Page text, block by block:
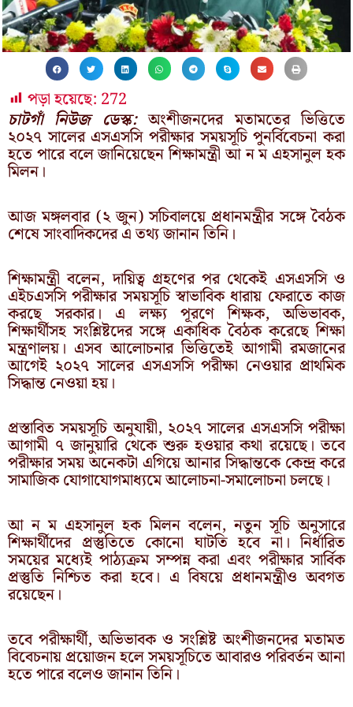
পড়া হয়েছে: 272
চাটগাঁ নিউজ ডেস্ক:অংশীজনদের মতামতের ভিত্তিতে
২০২৭ সালের এসএসসি পরীক্ষার সময়সূচি পুনর্বিবেচনা করা
হতে পারে বলে জানিয়েছেন শিক্ষামন্ত্রী আ ন ম এহসানুল হক
মিলন।
আজ মঙ্গলবার (২ জুন) সচিবালয়ে প্রধানমন্ত্রীর সঙ্গে বৈঠক
শেষে সাংবাদিকদের এ তথ্য জানান তিনি।
শিক্ষামন্ত্রী বলেন, দায়িত্ব গ্রহণের পর থেকেই এসএসসি ও
এইচএসসি পরীক্ষার সময়সূচি স্বাভাবিক ধারায় ফেরাতে কাজ
করছে সরকার। এ লক্ষ্য পূরণে শিক্ষক, অভিভাবক,
শিক্ষার্থীসহ সংশ্লিষ্টদের সঙ্গে একাধিক বৈঠক করেছে শিক্ষা
মন্ত্রণালয়। এসব আলোচনার ভিত্তিতেই আগামী রমজানের
আগেই ২০২৭ সালের এসএসসি পরীক্ষা নেওয়ার প্রাথমিক
সিদ্ধান্ত নেওয়া হয়।
প্রস্তাবিত সময়সূচি অনুযায়ী, ২০২৭ সালের এসএসসি পরীক্ষা
আগামী ৭ জানুয়ারি থেকে শুরু হওয়ার কথা রয়েছে। তবে
পরীক্ষার সময় অনেকটা এগিয়ে আনার সিদ্ধান্তকে কেন্দ্র করে
সামাজিক যোগাযোগমাধ্যমে আলোচনা-সমালোচনা চলছে।
আ ন ম এহসানুল হক মিলন বলেন, নতুন সূচি অনুসারে
শিক্ষার্থীদের প্রস্তুতিতে কোনো ঘাটতি হবে না। নির্ধারিত
সময়ের মধ্যেই পাঠ্যক্রম সম্পন্ন করা এবং পরীক্ষার সার্বিক
প্রস্তুতি নিশ্চিত করা হবে। এ বিষয়ে প্রধানমন্ত্রীও অবগত
রয়েছেন।
তবে পরীক্ষার্থী, অভিভাবক ও সংশ্লিষ্ট অংশীজনদের মতামত
বিবেচনায় প্রয়োজন হলে সময়সূচিতে আবারও পরিবর্তন আনা
হতে পারে বলেও জানান তিনি।